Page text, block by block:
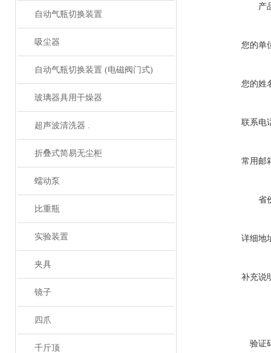
自动气瓶切换装置
吸尘器
自动气瓶切换装置 (电磁阀门式)
玻璃器具用干燥器
超声波清洗器 .
折叠式简易无尘柜
蠕动泵
比重瓶
实验装置
夹具
镜子
四爪
千斤顶
产
您的单
您的姓
联系电
常用邮
省
详细地
补充说
验证